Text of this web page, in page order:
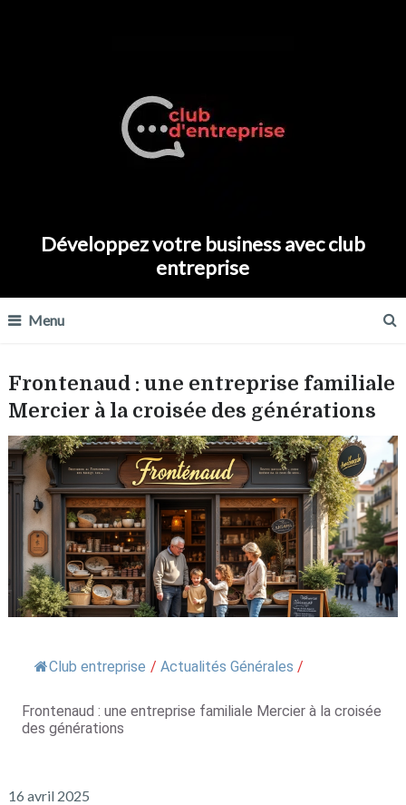
Développez votre business avec club
entreprise
Menu
Frontenaud : une entreprise familiale
Mercier à la croisée des générations
Club entreprise / Actualités Générales /
Frontenaud : une entreprise familiale Mercier à la croisée
des générations
16 avril 2025